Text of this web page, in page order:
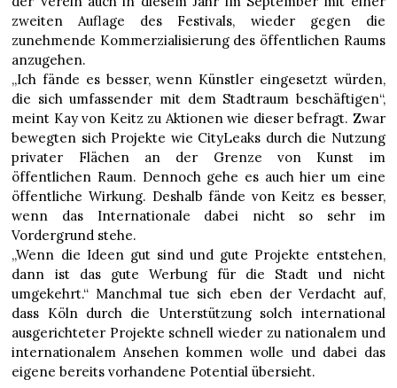
zweiten Auflage des Festivals, wieder gegen die
zunehmende Kommerzialisierung des öffentlichen Raums
anzugehen.
„Ich fände es besser, wenn Künstler eingesetzt würden,
die sich umfassender mit dem Stadtraum beschäftigen“,
meint Kay von Keitz zu Aktionen wie dieser befragt. Zwar
bewegten sich Projekte wie CityLeaks durch die Nutzung
privater Flächen an der Grenze von Kunst im
öffentlichen Raum. Dennoch gehe es auch hier um eine
öffentliche Wirkung. Deshalb fände von Keitz es besser,
wenn das Internationale dabei nicht so sehr im
Vordergrund stehe.
„Wenn die Ideen gut sind und gute Projekte entstehen,
dann ist das gute Werbung für die Stadt und nicht
umgekehrt.“ Manchmal tue sich eben der Verdacht auf,
dass Köln durch die Unterstützung solch international
ausgerichteter Projekte schnell wieder zu nationalem und
internationalem Ansehen kommen wolle und dabei das
eigene bereits vorhandene Potential übersieht.